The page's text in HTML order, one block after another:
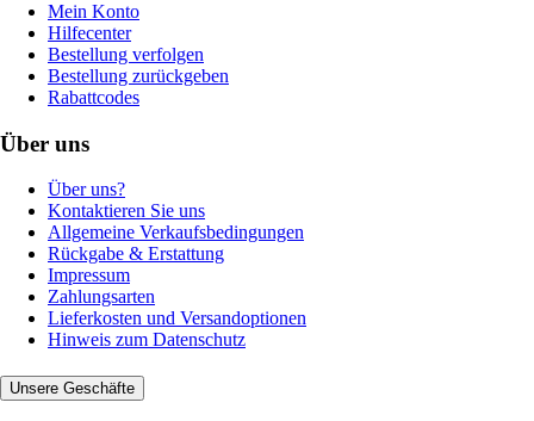
Mein Konto
Hilfecenter
Bestellung verfolgen
Bestellung zurückgeben
Rabattcodes
Über uns
Über uns?
Kontaktieren Sie uns
Allgemeine Verkaufsbedingungen
Rückgabe & Erstattung
Impressum
Zahlungsarten
Lieferkosten und Versandoptionen
Hinweis zum Datenschutz
Unsere Geschäfte